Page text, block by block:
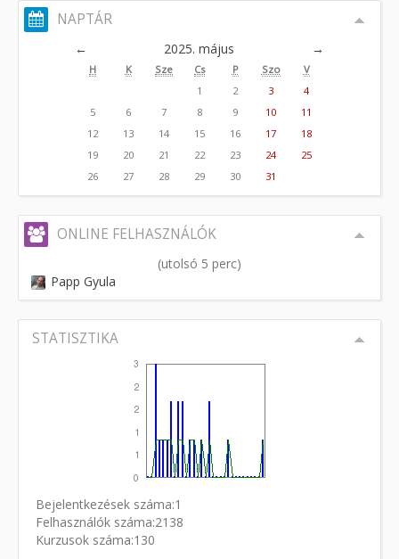
NAPTÁR
← 2025. május →
H K Sze Cs P Szo
V
1
2 3
4
5
6 7 8 9 10
11
12
13 14 15 16 17
18
19
20 21 22 23 24
25
26
27 28 29 30 31
ONLINE FELHASZNÁLÓK
(utolsó 5 perc)
Papp Gyula
STATISZTIKA
Bejelentkezések száma:1
Felhasználók száma:2138
Kurzusok száma:130